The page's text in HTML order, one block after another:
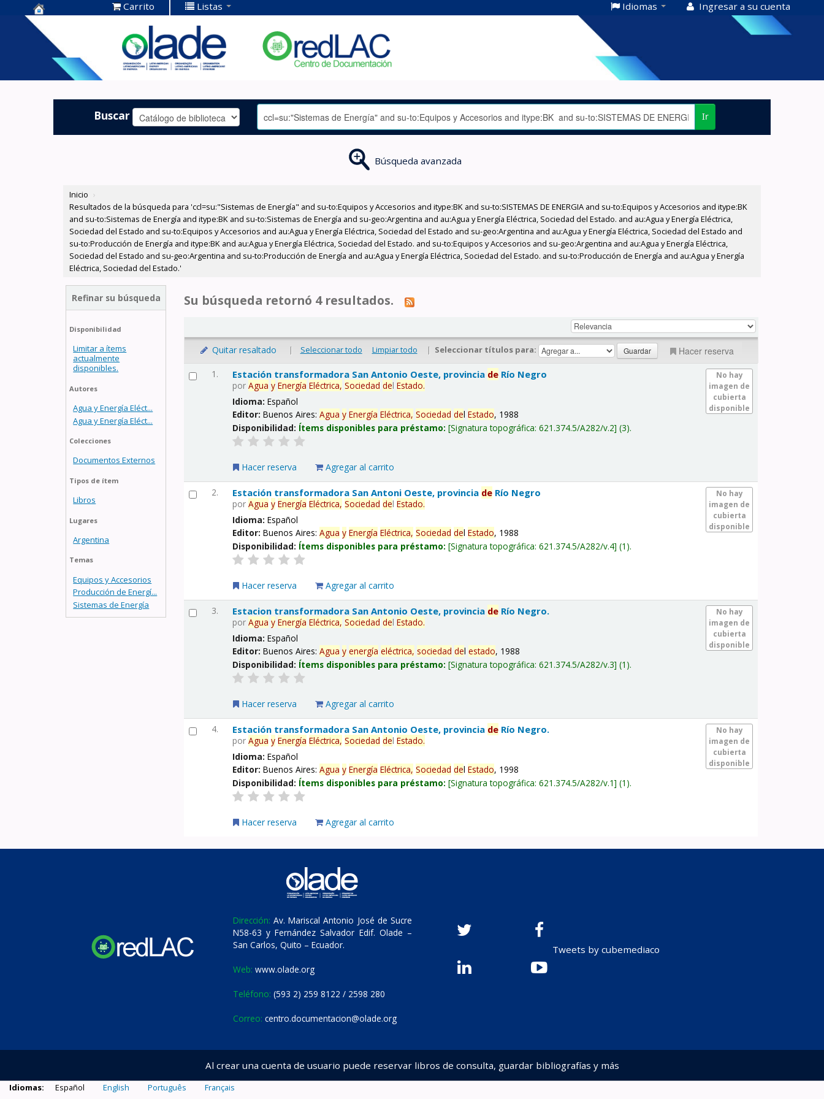
Centro de
Documentación
OLADE -
Carrito Listas Idiomas Ingresar a su cuenta
Buscar Ir
Búsqueda avanzada
Inicio ›
Resultados de la búsqueda para 'ccl=su:"Sistemas de Energía" and su-to:Equipos y Accesorios and itype:BK and su-to:SISTEMAS DE ENERGIA and su-to:Equipos y Accesorios and itype:BK
and su-to:Sistemas de Energía and itype:BK and su-to:Sistemas de Energía and su-geo:Argentina and au:Agua y Energía Eléctrica, Sociedad del Estado. and au:Agua y Energía Eléctrica,
Sociedad del Estado and su-to:Equipos y Accesorios and au:Agua y Energía Eléctrica, Sociedad del Estado and su-geo:Argentina and au:Agua y Energía Eléctrica, Sociedad del Estado and
su-to:Producción de Energía and itype:BK and au:Agua y Energía Eléctrica, Sociedad del Estado. and su-to:Equipos y Accesorios and su-geo:Argentina and au:Agua y Energía Eléctrica,
Sociedad del Estado and su-geo:Argentina and su-to:Producción de Energía and au:Agua y Energía Eléctrica, Sociedad del Estado. and su-to:Producción de Energía and au:Agua y Energía
Eléctrica, Sociedad del Estado.'
Refinar su búsqueda
Disponibilidad
Limitar a ítems
actualmente
disponibles.
Autores
Agua y Energía Eléct...
Agua y Energía Eléct...
Colecciones
Documentos Externos
Tipos de ítem
Libros
Lugares
Argentina
Temas
Equipos y Accesorios
Producción de Energí...
Sistemas de Energía
Su búsqueda retornó 4 resultados.
Quitar resaltado | Seleccionar todo Limpiar todo | Seleccionar títulos para: Hacer reserva
1.
No hay
imagen de
cubierta
disponible
Estación transformadora San Antonio Oeste, provincia de Río Negro
porAgua y Energía Eléctrica, Sociedad delEstado.
Idioma:Español
Editor:Buenos Aires:Agua y Energía Eléctrica, Sociedad delEstado, 1988
Disponibilidad: Ítems disponibles para préstamo: Signatura topográfica:621.374.5/A282/v.2 (3).
Hacer reserva Agregar al carrito
2.
No hay
imagen de
cubierta
disponible
Estación transformadora San Antoni Oeste, provincia de Río Negro
porAgua y Energía Eléctrica, Sociedad delEstado.
Idioma:Español
Editor:Buenos Aires:Agua y Energía Eléctrica, Sociedad delEstado, 1988
Disponibilidad: Ítems disponibles para préstamo: Signatura topográfica:621.374.5/A282/v.4 (1).
Hacer reserva Agregar al carrito
3.
No hay
imagen de
cubierta
disponible
Estacion transformadora San Antonio Oeste, provincia de Río Negro.
porAgua y Energía Eléctrica, Sociedad delEstado.
Idioma:Español
Editor:Buenos Aires:Agua y energía eléctrica, sociedad delestado, 1988
Disponibilidad: Ítems disponibles para préstamo: Signatura topográfica:621.374.5/A282/v.3 (1).
Hacer reserva Agregar al carrito
4.
No hay
imagen de
cubierta
disponible
Estación transformadora San Antonio Oeste, provincia de Río Negro.
porAgua y Energía Eléctrica, Sociedad delEstado.
Idioma:Español
Editor:Buenos Aires:Agua y Energía Eléctrica, Sociedad delEstado, 1998
Disponibilidad: Ítems disponibles para préstamo: Signatura topográfica:621.374.5/A282/v.1 (1).
Hacer reserva Agregar al carrito
Dirección: Av. Mariscal Antonio José de Sucre
N58-63 y Fernández Salvador Edif. Olade –
San Carlos, Quito – Ecuador.
Web: www.olade.org
Teléfono: (593 2) 259 8122 / 2598 280
Correo: centro.documentacion@olade.org
Tweets by cubemediaco
Al crear una cuenta de usuario puede reservar libros de consulta, guardar bibliografías y más
Idiomas: Español English Português Français